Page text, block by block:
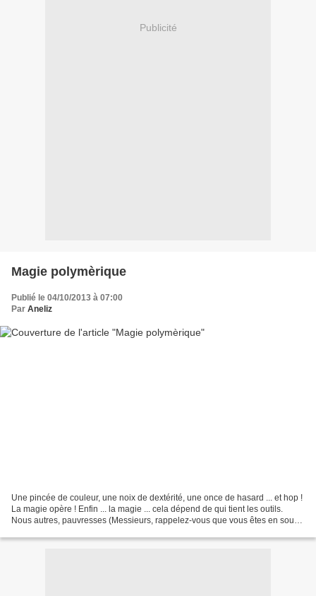
Publicité
Magie polymèrique
Publié le 04/10/2013 à 07:00
Par Aneliz
Une pincée de couleur, une noix de dextérité, une once de hasard ... et hop !
La magie opère ! Enfin ... la magie ... cela dépend de qui tient les outils.
Nous autres, pauvresses (Messieurs, rappelez-vous que vous êtes en sous-